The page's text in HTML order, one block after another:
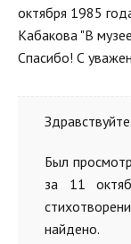
октября 1985
Кабакова "В
Спасибо! С
Здравствуйте.
Был
за 11
найдено.